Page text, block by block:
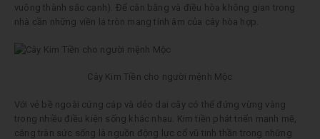
vuông thành sắc cạnh). Để cân bằng và điều hòa không gian trong
nhà cần những viền lá tròn mang tính âm của cây hòa hợp.
Cây Kim Tiền cho người mệnh Mộc
Với vẻ bề ngoài cứng cáp và dẻo dai cây có thể đứng vừng vàng
trong nhiều điều kiện sống khác nhau. Kim tiền phát triển mạnh mẽ,
căng tràn sức sống là nguồn động lực cổ vũ tinh thần trong những